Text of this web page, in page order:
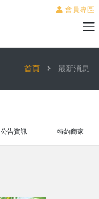
會員專區
首頁 最新消息
公告資訊 特約商家